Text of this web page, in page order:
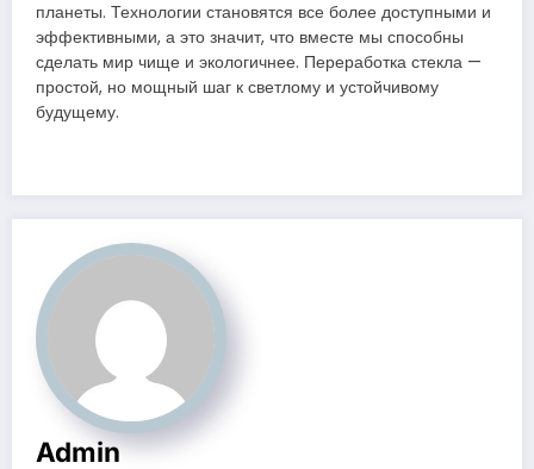
планеты. Технологии становятся все более доступными и
эффективными, а это значит, что вместе мы способны
сделать мир чище и экологичнее. Переработка стекла —
простой, но мощный шаг к светлому и устойчивому
будущему.
Admin